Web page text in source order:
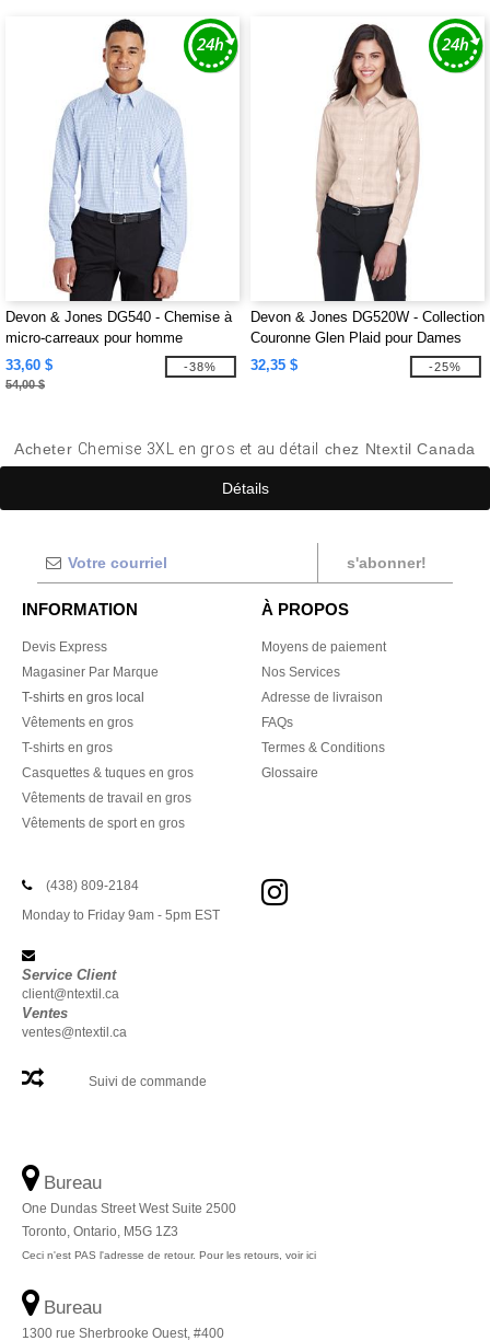
Devon & Jones DG540 - Chemise à
micro-carreaux pour homme
CrownLux Performance
33,60 $
54,00 $
-38%
Devon & Jones DG520W - Collection
Couronne Glen Plaid pour Dames
32,35 $
-25%
Acheter Chemise 3XL en gros et au détail chez Ntextil Canada
Détails
s'abonner!
INFORMATION
Devis Express
Magasiner Par Marque
T-shirts en gros local
Vêtements en gros
T-shirts en gros
Casquettes & tuques en gros
Vêtements de travail en gros
Vêtements de sport en gros
À PROPOS
Moyens de paiement
Nos Services
Adresse de livraison
FAQs
Termes & Conditions
Glossaire
(438) 809-2184
Monday to Friday 9am - 5pm EST
Service Client
client@ntextil.ca
Ventes
ventes@ntextil.ca
Suivi de commande
Bureau
One Dundas Street West Suite 2500
Toronto, Ontario, M5G 1Z3
Ceci n'est PAS l'adresse de retour. Pour les retours, voir ici
Bureau
1300 rue Sherbrooke Ouest, #400